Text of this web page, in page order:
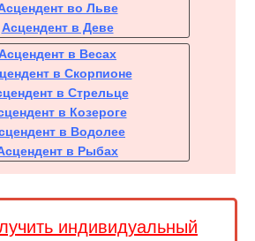
во Льве
Асцендент в Деве
в Весах
в Скорпионе
в Стрельце
в Козероге
в Водолее
в Рыбах
индивидуальный